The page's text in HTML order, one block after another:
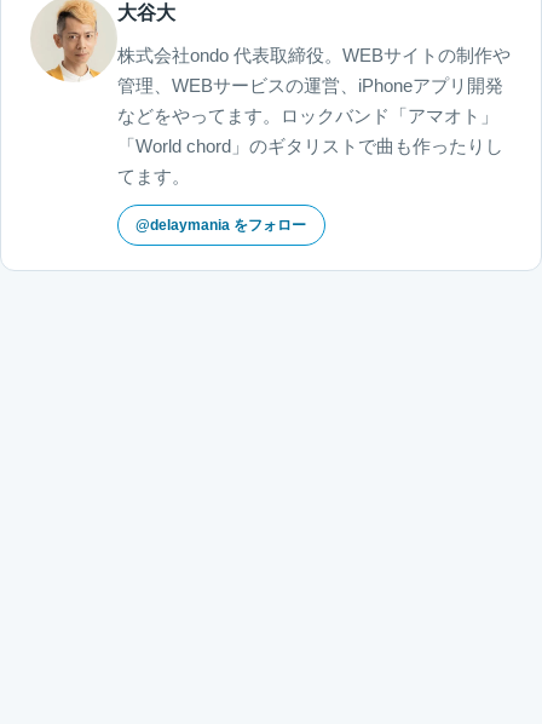
大谷大
株式会社ondo 代表取締役。WEBサイトの制作や
管理、WEBサービスの運営、iPhoneアプリ開発
などをやってます。ロックバンド「アマオト」
「World chord」のギタリストで曲も作ったりし
てます。
@delaymania をフォロー